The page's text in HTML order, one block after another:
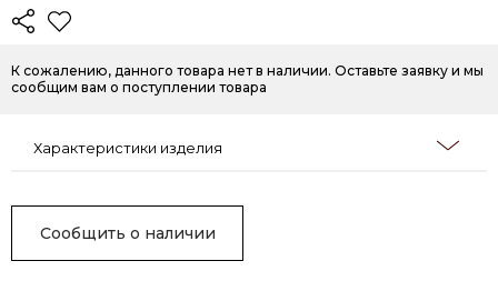
К сожалению, данного товара нет в наличии. Оставьте заявку и мы
сообщим вам о поступлении товара
Характеристики изделия
Сообщить о наличии